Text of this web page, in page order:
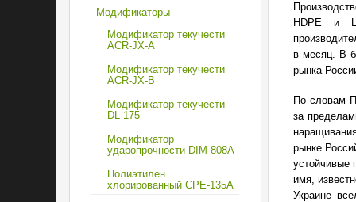
Модификаторы
Модификатор текучести
ACR-JX-A
Модификатор текучести
ACR-JX-B
Модификатор текучести
DL-175
Модификатор
ударопрочности DIM-808А
Полиэтилен
хлорированный CPE-135А
HDPE и
в месяц. В
рынка
По словам
за
рынке
имя,
Украине